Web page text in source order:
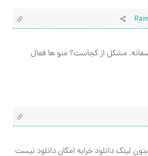
مشکل از کجاست؟ منو ها فعال
لینک دانلود خرابه امکان دانلود نیست